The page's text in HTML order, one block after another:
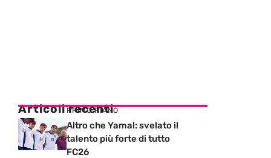
Articoli recenti
PRIMO PIANO
Altro che Yamal: svelato il
talento più forte di tutto
FC26